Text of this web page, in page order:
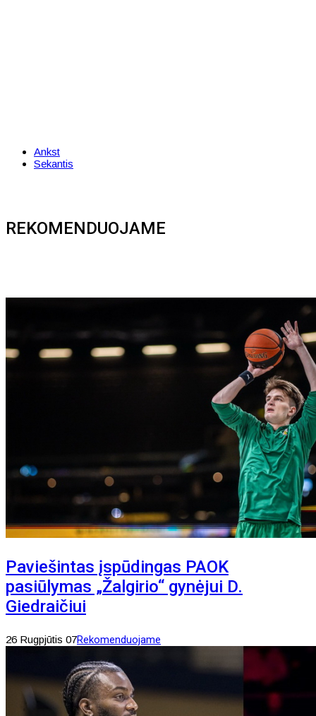
Ankst
Sekantis
REKOMENDUOJAME
Paviešintas įspūdingas PAOK
pasiūlymas „Žalgirio“ gynėjui D.
Giedraičiui
26 Rugpjūtis 07Rekomenduojame